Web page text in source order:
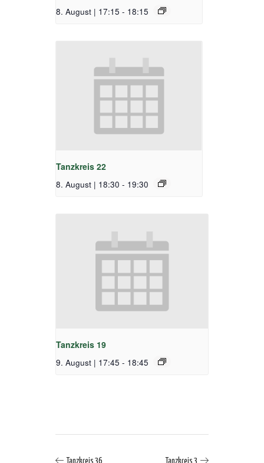
8. August | 17:15 - 18:15
Tanzkreis 22
8. August | 18:30 - 19:30
Tanzkreis 19
9. August | 17:45 - 18:45
Tanzkreis 36 Tanzkreis 3